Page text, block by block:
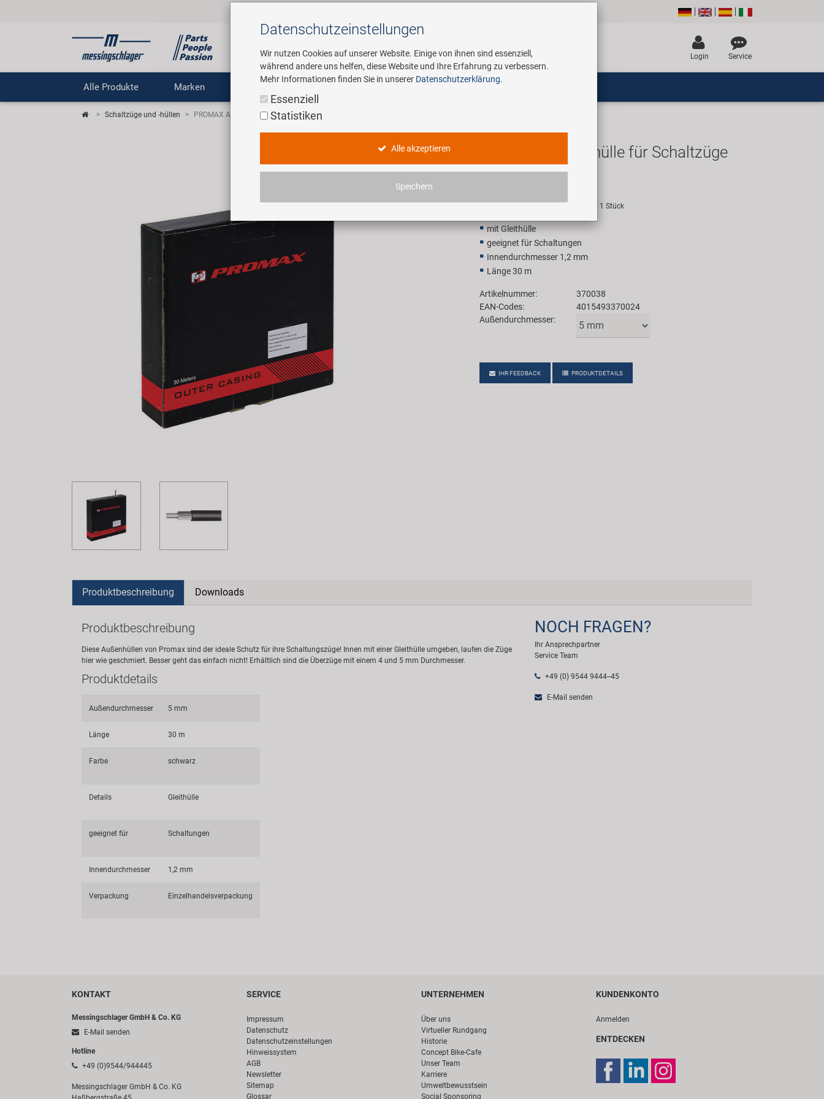
Suchen
Login Service
Alle Produkte Marken
Schaltzüge und -hüllen PROMAX Außenhülle für Schaltzüge
PROMAX Außenhülle für Schaltzüge
Unverbindliche Preisempfehlung für 1 Stück
mit Gleithülle
geeignet für Schaltungen
Innendurchmesser 1,2 mm
Länge 30 m
Artikelnummer:
370038
EAN-Codes:
4015493370024
Außendurchmesser:
IHR FEEDBACK PRODUKTDETAILS
Produktbeschreibung Downloads
Produktbeschreibung
Diese Außenhüllen von Promax sind der ideale Schutz für ihre Schaltungszüge! Innen mit einer Gleithülle umgeben, laufen die Züge
hier wie geschmiert. Besser geht das einfach nicht! Erhältlich sind die Überzüge mit einem 4 und 5 mm Durchmesser.
Produktdetails
Außendurchmesser 5 mm
Länge 30 m
Farbe schwarz
Details Gleithülle
geeignet für Schaltungen
Innendurchmesser 1,2 mm
Verpackung Einzelhandelsverpackung
NOCH FRAGEN?
Ihr Ansprechpartner
Service Team
+49 (0) 9544 9444--45
E-Mail senden
KONTAKT
Messingschlager GmbH & Co. KG
E-Mail senden
Hotline
+49 (0)9544/944445
Messingschlager GmbH & Co. KG
SERVICE
Impressum
Datenschutz
Datenschutzeinstellungen
Hinweissystem
AGB
Newsletter
Sitemap
Glossar
UNTERNEHMEN
Über uns
Virtueller Rundgang
Historie
Concept Bike-Cafe
Unser Team
Karriere
Umweltbewusstsein
Social Sponsoring
KUNDENKONTO
Anmelden
ENTDECKEN
Datenschutz­einstellungen
Wir nutzen Cookies auf unserer Website. Einige von ihnen sind essenziell,
während andere uns helfen, diese Website und Ihre Erfahrung zu verbessern.
Mehr Informationen finden Sie in unserer Datenschutzerklärung.
Essenziell
Statistiken
Alle akzeptieren
Speichern